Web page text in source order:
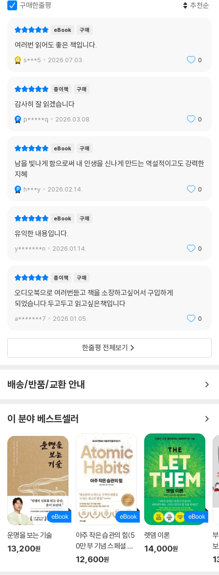
구매한줄평 추천순
eBook 구매
여러번 읽어도 좋은 책입니다.
s***5 2026.07.03. 0
종이책 구매
감사히 잘 읽겠습니다
p*****q 2026.03.08. 0
eBook 구매
남을 빛나게 함으로써 내 인생을 신나게 만드는 역설적이고도 강력한
지혜
h***y 2026.02.14. 0
eBook 구매
유익한 내용입니다.
y*******n 2026.01.14. 0
종이책 구매
오디오북으로 여러번듣고 책을 소장하고싶어서 구입하게
되었습니다.두고두고 읽고싶은책입니다
a*******7 2026.01.05. 0
한줄평 전체보기
배송/반품/교환 안내
이 분야 베스트셀러
운명을 보는 기술
13,200원
아주 작은 습관의 힘(5
0만 부 기념 스페셜 에
디션)
12,600원
렛뎀 이론
14,000원